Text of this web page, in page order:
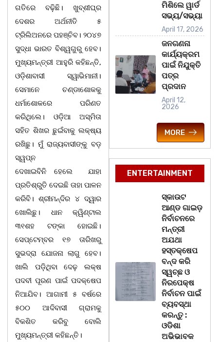
ଗତିରେ ବଢ଼ିଛି। ଖୁବ୍‌ଶୀଘ୍ର
ଦେଶର ଅର୍ଥନୀତି ୫
ଟ୍ରିଲିଅନରେ ପହଞ୍ଚିବ। ୨୦୪୭
ସୁଦ୍ଧା ଭାରତ ବିଶ୍ୱଗୁରୁ ହେବ।
ମୁଖ୍ୟମନ୍ତ୍ରୀ ଆହୁରି କହିଛନ୍ତି,
ଓଡ଼ିଶାବାସୀ ସ୍ୱାଭିମାନୀ।
ସେମାନେ ଚଣ୍ଡାଶୋକକୁ
ଧର୍ମାଶୋକରେ ପରିଣତ
କରିଥିଲେ। ଓଡ଼ିଆ ଅସ୍ମିତା
ସହିତ ଶିଖର ଛୁଇଁବାକୁ ଲକ୍ଷ୍ୟ
ରଖିଛୁ। ମୁଁ ରାଜ୍ୟବାସୀଙ୍କୁ ବଡ଼
ସ୍ୱପ୍ନ
ଦେଖାଇବିନି ହେଲେ ଯାହା
ପ୍ରତିଶ୍ରୁତି ଦେଇଛି ତାହା ପାଳନ
କରିବି। ଶ୍ରୀମନ୍ଦିର ୪ ଦ୍ୱାର
ଖୋଲିଛୁ। ଧାନ କ୍ୱିଣ୍ଟାଲ
୩୧ଶହ ଟଙ୍କା ହୋଇଛି।
ସେପ୍ଟେମ୍ବର ୧୭ ତାରିଖରୁ
ସୁଭଦ୍ରା ଯୋଜନା ଲାଗୁ ହେବ।
ଖାଲି ପଡ଼ିଥିବା ଦେଢ଼ ଲକ୍ଷ
ପଦବୀ ପୂରଣ ପାଇଁ ପଦକ୍ଷେପ
ନିଆଯିବ। ଆଗାମୀ ୫ ବର୍ଷରେ
୫୦୦ ଆଦିବାସୀ ଗ୍ରାମକୁ
ବିକଶିତ କରିବୁ ବୋଲି
ମୁଖ୍ୟମନ୍ତ୍ରୀ କହିଛନ୍ତି।
ମିଶିଲେ ୱାର୍ଡ
ସଭ୍ୟ/ସଭ୍ୟା
April 17, 2026
ଜନଗଣନା
କାର୍ଯ୍ୟକ୍ରମ
ପାଇଁ ନିଯୁକ୍ତି
ପତ୍ର
ପ୍ରଦାନ
April 12,
2026
MORE
ENTERTAINMENT
ସ୍କାଉଟ
ଆଣ୍ଡ ଗାଇଡ଼
ନିର୍ବାଚନରେ
ମନ୍ତ୍ରୀ
ଅଯଥା
ହସ୍ତକ୍ଷେପ
ବନ୍ଦ କରି
ସ୍ୱଚ୍ଛ ଓ
ନିରପେକ୍ଷ
ନିର୍ବାଚନ ପାଇଁ
ବ୍ୟବସ୍ଥା
କରନ୍ତୁ :
ଓଡିଶା
ଅଭିଭାବକ